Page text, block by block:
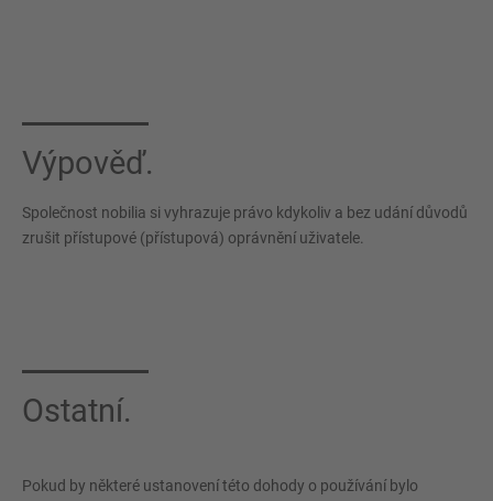
Výpověď.
Společnost nobilia si vyhrazuje právo kdykoliv a bez udání důvodů
zrušit přístupové (přístupová) oprávnění uživatele.
Ostatní.
Pokud by některé ustanovení této dohody o používání bylo